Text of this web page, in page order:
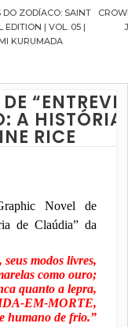
DO ZODÍACO: SAINT
EDITION | VOL. 05 |
KURUMADA
A HISTÓRIA
RICE
Novel de
de Claúdia” da
seus modos livres,
como ouro;
quanto a lepra,
EM-MORTE,
humano de frio.”